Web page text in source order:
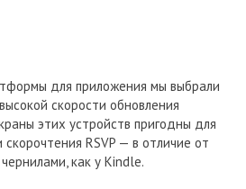
для приложения мы выбрали
скорости обновления
этих устройств пригодны для
RSVP — в отличие от
как у Kindle.